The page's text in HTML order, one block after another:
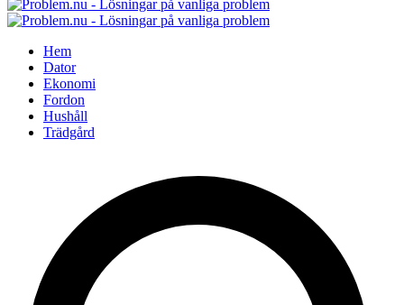
Hem
Dator
Ekonomi
Fordon
Hushåll
Trädgård